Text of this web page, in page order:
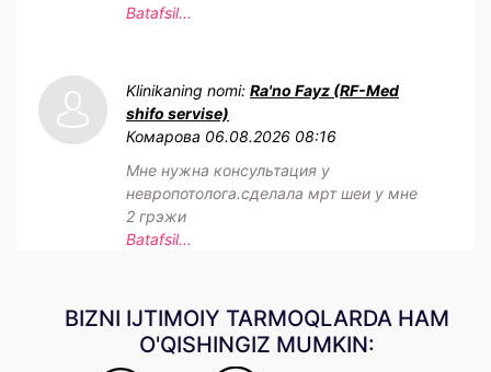
Batafsil...
Klinikaning nomi: Ra'no Fayz (RF-Med
shifo servise)
Комарова 06.08.2026 08:16
Мне нужна консультация у
невропотолога.сделала мрт шеи у мне
2 грэжи
Batafsil...
BIZNI IJTIMOIY TARMOQLARDA HAM
O'QISHINGIZ MUMKIN: